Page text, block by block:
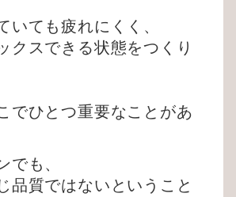
いても疲れにくく、
クスできる状態をつくり
でひとつ重要なことがあ
でも、
品質ではないということ